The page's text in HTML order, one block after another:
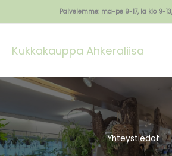
sisältöön
Palvelemme: ma-pe 9-17, la klo 9-
Kukkakauppa Ahkeraliisa
Yhteystiedot